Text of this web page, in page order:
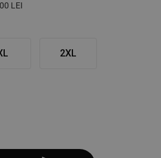
LEI
2XL